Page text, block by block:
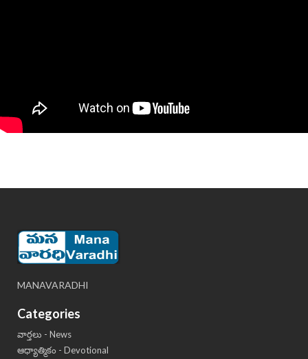
MANAVARADHI
Categories
వార్తలు - News
ఆధ్యాత్మికం - Devotional